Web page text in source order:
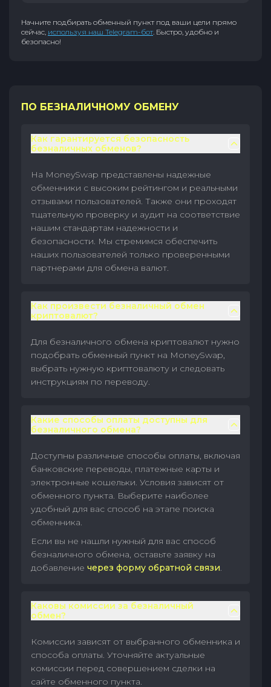
Начните подбирать обменный пункт под ваши цели прямо
сейчас, используя наш Telegram-бот. Быстро, удобно и
безопасно!
ПО БЕЗНАЛИЧНОМУ ОБМЕНУ
Как гарантируется безопасность
безналичных обменов?
На MoneySwap представлены надежные
обменники с высоким рейтингом и реальными
отзывами пользователей. Также они проходят
тщательную проверку и аудит на соответствие
нашим стандартам надежности и
безопасности. Мы стремимся обеспечить
наших пользователей только проверенными
партнерами для обмена валют.
Как произвести безналичный обмен
криптовалют?
Для безналичного обмена криптовалют нужно
подобрать обменный пункт на MoneySwap,
выбрать нужную криптовалюту и следовать
инструкциям по переводу.
Какие способы оплаты доступны для
безналичного обмена?
Доступны различные способы оплаты, включая
банковские переводы, платежные карты и
электронные кошельки. Условия зависят от
обменного пункта. Выберите наиболее
удобный для вас способ на этапе поиска
обменника.
Если вы не нашли нужный для вас способ
безналичного обмена, оставьте заявку на
добавление через форму обратной связи.
Каковы комиссии за безналичный
обмен?
Комиссии зависят от выбранного обменника и
способа оплаты. Уточняйте актуальные
комиссии перед совершением сделки на
сайте обменного пункта.